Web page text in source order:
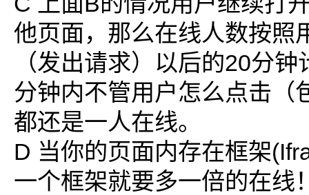
他页面，那么在线人数按照
（发出请求）以后的20分
分钟内不管用户怎么点击（
都还是一人在线。
D 当你的页面内存在框架
一个框架就要多一倍的在线